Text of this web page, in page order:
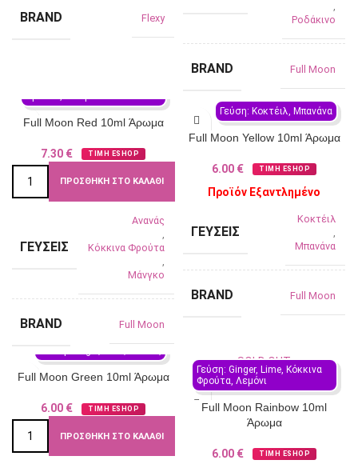
BRAND Flexy
Ροδάκινο
BRAND Full Moon
Full Moon Red 10ml Άρωμα
7.30 € ΤΙΜΗ ESHOP
ΠΡΟΣΘΉΚΗ ΣΤΟ ΚΑΛΆΘΙ
ΓΕΎΣΕΙΣ
Ανανάς
Κόκκινα Φρούτα
Μάνγκο
BRAND Full Moon
Γεύση: Κοκτέιλ, Μπανάνα
SOLD OUT
Full Moon Yellow 10ml Άρωμα
6.00 € ΤΙΜΗ ESHOP
Προϊόν Εξαντλημένο
ΓΕΎΣΕΙΣ
Κοκτέιλ
Μπανάνα
BRAND Full Moon
Full Moon Green 10ml Άρωμα
6.00 € ΤΙΜΗ ESHOP
ΠΡΟΣΘΉΚΗ ΣΤΟ ΚΑΛΆΘΙ
Γεύση: Ginger, Lime, Κόκκινα
Φρούτα, Λεμόνι
SOLD OUT
Full Moon Rainbow 10ml
Άρωμα
6.00 € ΤΙΜΗ ESHOP